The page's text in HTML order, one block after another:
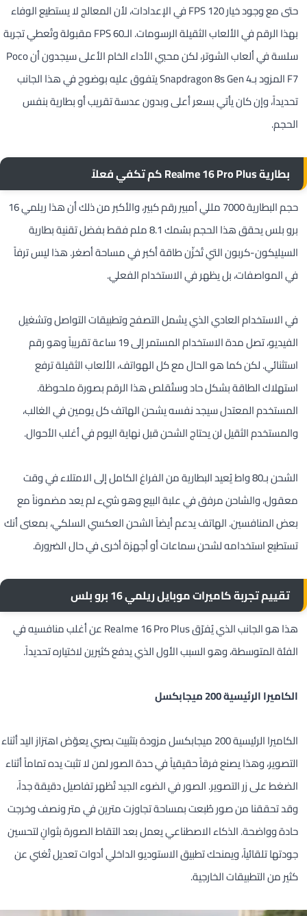
حتى مع وجود خيار 120 FPS في الإعدادات، لأن المعالج لا يستطيع الوفاء
بهذا الرقم في الألعاب الثقيلة الرسومات. الـ60 FPS مقبولة وتُعطي تجربة
سلسة في ألعاب الشوتر، لكن محبي الأداء الخام الأعلى سيجدون أن Poco
F7 المزود بـSnapdragon 8s Gen 4 يتفوق عليه بوضوح في هذا الجانب
تحديداً، وإن كان يأتي بسعر أعلى وبدون عدسة تقريب أو بطارية بنفس
الحجم.
بطارية Realme 16 Pro Plus كم تكفي فعلاً
حجم البطارية 7000 مللي أمبير رقم كبير، والأكبر من ذلك أن هذا ريلمي 16
برو بلس يحقق هذا الحجم بسُمك 8.1 ملم فقط بفضل تقنية بطارية
السيليكون-كربون التي تُخزّن طاقة أكبر في مساحة أصغر. هذا ليس ترفاً
في المواصفات، بل يظهر في الاستخدام الفعلي.
في الاستخدام العادي الذي يشمل التصفح وتطبيقات التواصل وتشغيل
الفيديو، تصل مدة الاستخدام المستمر إلى 19 ساعة تقريباً وهو رقم
استثنائي. لكن كما هو الحال مع كل الهواتف، الألعاب الثقيلة ترفع
استهلاك الطاقة بشكل حاد وستُقلص هذا الرقم بصورة ملحوظة.
المستخدم المعتدل سيجد نفسه يشحن الهاتف كل يومين في الغالب،
والمستخدم الثقيل لن يحتاج الشحن قبل نهاية اليوم في أغلب الأحوال.
الشحن بـ80 واط يُعيد البطارية من الفراغ الكامل إلى الامتلاء في وقت
معقول، والشاحن مرفق في علبة البيع وهو شيء لم يعد مضموناً مع
بعض المنافسين. الهاتف يدعم أيضاً الشحن العكسي السلكي، بمعنى أنك
تستطيع استخدامه لشحن سماعات أو أجهزة أخرى في حال الضرورة.
تقييم تجربة كاميرات موبايل ريلمي 16 برو بلس
هذا هو الجانب الذي يُفرّق Realme 16 Pro Plus عن أغلب منافسيه في
الفئة المتوسطة، وهو السبب الأول الذي يدفع كثيرين لاختياره تحديداً.
الكاميرا الرئيسية 200 ميجابكسل
الكاميرا الرئيسية 200 ميجابكسل مزودة بتثبيت بصري يعوّض اهتزاز اليد أثناء
التصوير، وهذا يصنع فرقاً حقيقياً في حدة الصور لمن لا تثبت يده تماماً أثناء
الضغط على زر التصوير. الصور في الضوء الجيد تُظهر تفاصيل دقيقة جداً،
وقد تحققنا من صور طُبعت بمساحة تجاوزت مترين في متر ونصف وخرجت
حادة وواضحة. الذكاء الاصطناعي يعمل بعد التقاط الصورة بثوانٍ لتحسين
جودتها تلقائياً، ويمنحك تطبيق الاستوديو الداخلي أدوات تعديل تُغني عن
كثير من التطبيقات الخارجية.